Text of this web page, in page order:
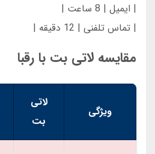
| ایمیل | 8 ساعت |
| تماس تلفنی | 12 دقیقه |
مقایسه لاتی بت با رقبا
ویژگی
لاتی
بت